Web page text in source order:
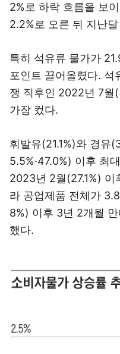
2%로 하락 흐름을 보
2.2%로 오른 뒤 지난
특히 석유류 물가가
포인트 끌어올렸다. 석
쟁 직후인 2022년 7월
가장 컸다.
휘발유(21.1%)와 경유
5.5%·47.0%) 이후 최
2023년 2월(27.1%) 이
라 공업제품 전체가
8%) 이후 3년 2개월
했다.